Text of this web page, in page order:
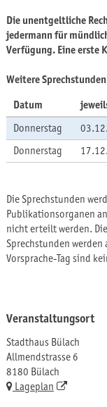
Die unentgeltliche
jedermann für
Verfügung. Eine
Weitere
Datum
Donnerstag
Donnerstag
Die Sprechstunden
Publikationsorganen
nicht erteilt werden.
Sprechstunden werden
Vorsprache-Tag sind
Veranstaltungsort
Stadthaus Bülach
Allmendstrasse 6
8180 Bülach
Lageplan